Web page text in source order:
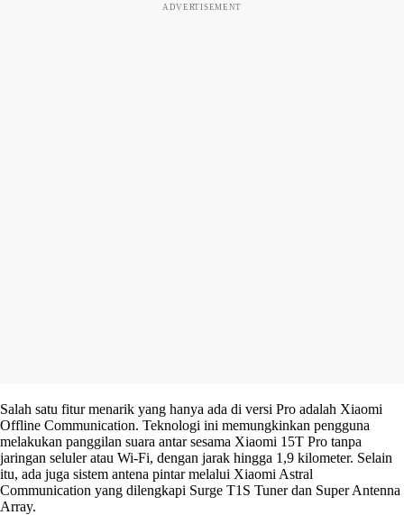
ADVERTISEMENT
Salah satu fitur menarik yang hanya ada di versi Pro adalah Xiaomi
Offline Communication. Teknologi ini memungkinkan pengguna
melakukan panggilan suara antar sesama Xiaomi 15T Pro tanpa
jaringan seluler atau Wi-Fi, dengan jarak hingga 1,9 kilometer. Selain
itu, ada juga sistem antena pintar melalui Xiaomi Astral
Communication yang dilengkapi Surge T1S Tuner dan Super Antenna
Array.